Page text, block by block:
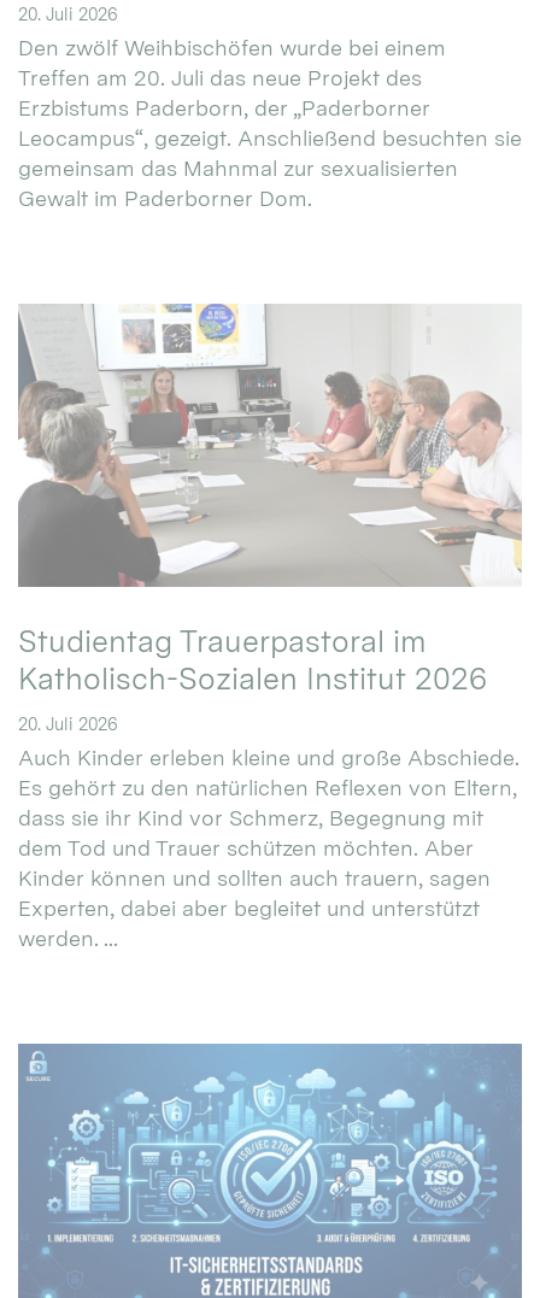
20. Juli 2026
Den zwölf Weihbischöfen wurde bei einem
Treffen am 20. Juli das neue Projekt des
Erzbistums Paderborn, der „Paderborner
Leocampus“, gezeigt. Anschließend besuchten sie
gemeinsam das Mahnmal zur sexualisierten
Gewalt im Paderborner Dom.
Studientag Trauerpastoral im
Katholisch-Sozialen Institut 2026
20. Juli 2026
Auch Kinder erleben kleine und große Abschiede.
Es gehört zu den natürlichen Reflexen von Eltern,
dass sie ihr Kind vor Schmerz, Begegnung mit
dem Tod und Trauer schützen möchten. Aber
Kinder können und sollten auch trauern, sagen
Experten, dabei aber begleitet und unterstützt
werden. ...